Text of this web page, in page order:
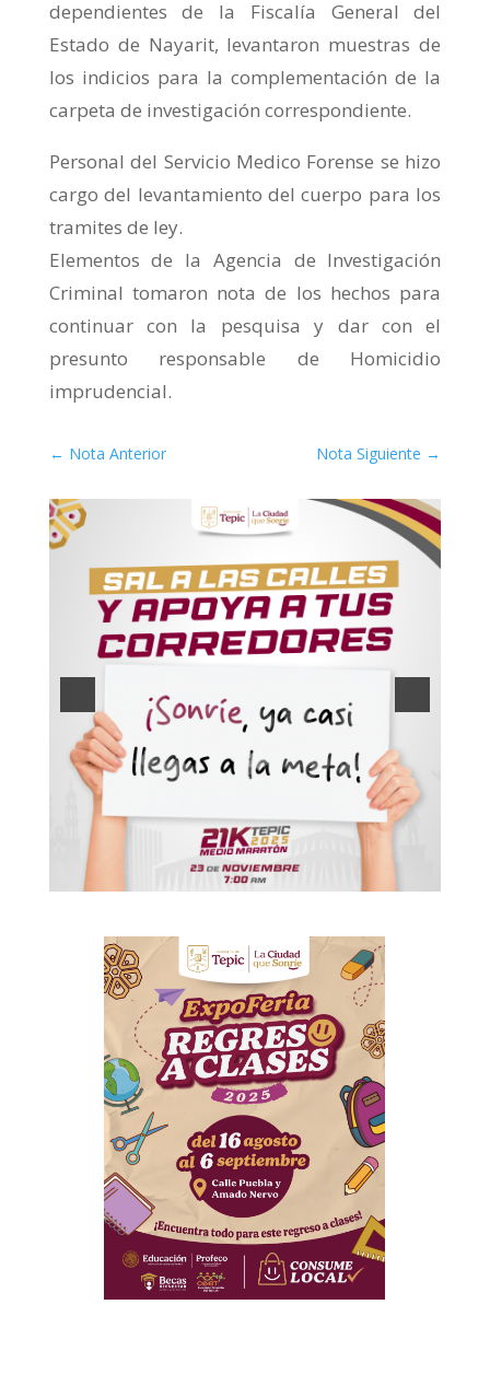
dependientes de la Fiscalía General del
Estado de Nayarit, levantaron muestras de
los indicios para la complementación de la
carpeta de investigación correspondiente.
Personal del Servicio Medico Forense se hizo
cargo del levantamiento del cuerpo para los
tramites de ley.
Elementos de la Agencia de Investigación
Criminal tomaron nota de los hechos para
continuar con la pesquisa y dar con el
presunto responsable de Homicidio
imprudencial.
← Nota Anterior Nota Siguiente →